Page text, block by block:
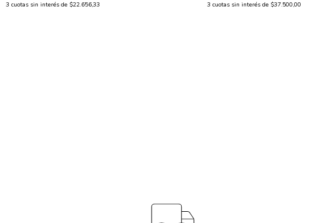
3 cuotas sin interés de $22.656,33
3 cuotas sin interés de $37.500,00